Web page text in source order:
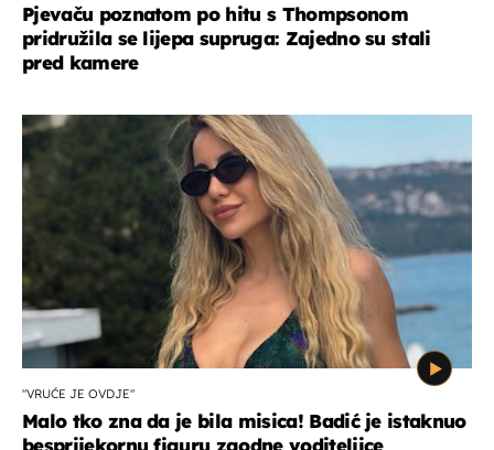
Pjevaču poznatom po hitu s Thompsonom
pridružila se lijepa supruga: Zajedno su stali
pred kamere
"VRUĆE JE OVDJE"
Malo tko zna da je bila misica! Badić je istaknuo
besprijekornu figuru zgodne voditeljice